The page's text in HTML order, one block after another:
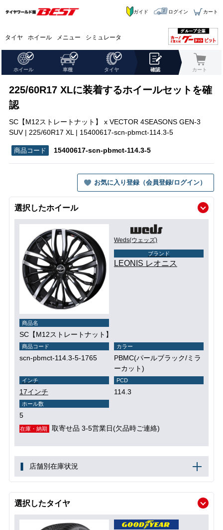
タイヤ ホイール メニュー シミュレータ
ガイド ログイン カート
ホイール 車種 タイヤ 確認 カート
225/60R17 XLに装着するホイールセットを確
認
SC【M12ストレートナット】 x VECTOR 4SEASONS GEN-3
SUV | 225/60R17 XL | 15400617-scn-pbmct-114.3-5
15400617-scn-pbmct-114.3-5
お気に入り登録（会員登録/ログイン）
選択したホイール
Weds(ウェッズ)
ブランド
LEONIS レオニス
商品名
SC【M12ストレートナット】
商品コード
scn-pbmct-114.3-5-1765
カラー
PBMC(パールブラック/ミラ
ーカット)
インチ
17インチ
PCD
114.3
ホール数
5
在庫・納期 取寄せ品 3-5営業日(欠品時ご連絡)
店舗別在庫状況
選択したタイヤ